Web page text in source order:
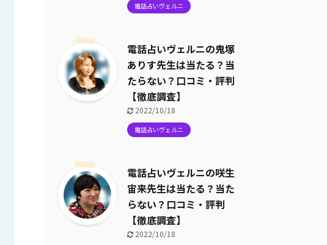
電話占いヴェルニ
電話占いヴェルニの鬼塚
ありす先生は当たる？当
たらない？口コミ・評判
【徹底調査】
2022/10/18
電話占いヴェルニ
電話占いヴェルニの咲生
宙来先生は当たる？当た
らない？口コミ・評判
【徹底調査】
2022/10/18